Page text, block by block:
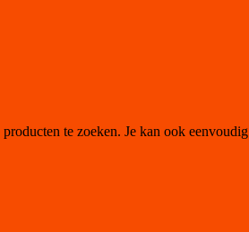
te zoeken. Je kan ook